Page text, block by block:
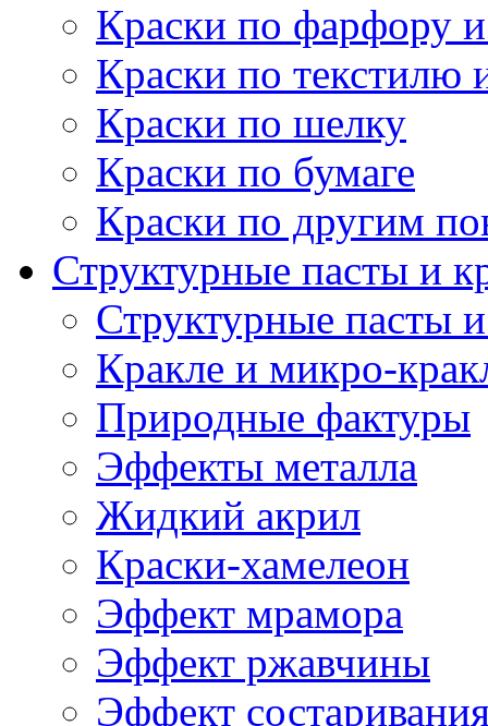
Краски по фарфору
Краски по текстилю
Краски по шелку
Краски по бумаге
Краски по другим
Структурные пасты и
Структурные пасты
Кракле и микро-
Природные фактуры
Эффекты металла
Жидкий акрил
Краски-хамелеон
Эффект мрамора
Эффект ржавчины
Эффект